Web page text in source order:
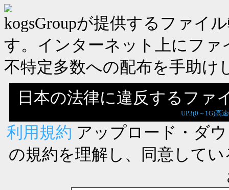
kogsGroupが提供するファイ
す。インターネット上にフ
不特定多数への配布を手助け
日本の法律に違反するファ
UP3(0～1G)高
利用規約 アップロード・ダ
の規約を理解し、同意して